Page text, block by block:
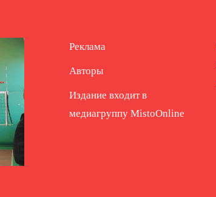
Реклама
Авторы
Издание входит в
медиагруппу MistoOnline